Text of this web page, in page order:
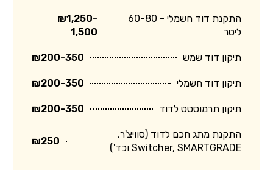
התקנת דוד חשמלי - 60-80
ליטר
₪1,250-
1,500
תיקון דוד שמש ₪200-350
תיקון דוד חשמלי ₪200-350
תיקון תרמוסטט לדוד ₪200-350
התקנת מתג חכם לדוד (סוויצ'ר,
Switcher, SMARTGRADE וכד')
₪250